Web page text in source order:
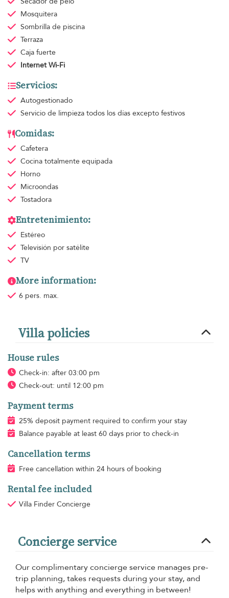
Mosquitera
Sombrilla de piscina
Terraza
Caja fuerte
Internet Wi-Fi
Servicios:
Autogestionado
Servicio de limpieza todos los días excepto festivos
Comidas:
Cafetera
Cocina totalmente equipada
Horno
Microondas
Tostadora
Entretenimiento:
Estéreo
Televisión por satélite
TV
More information:
6 pers. max.
Villa policies
House rules
Check-in: after 03:00 pm
Check-out: until 12:00 pm
Payment terms
25% deposit payment required to confirm your stay
Balance payable at least 60 days prior to check-in
Cancellation terms
Free cancellation within 24 hours of booking
Rental fee included
Villa Finder Concierge
Concierge service
Our complimentary concierge service manages pre-
trip planning, takes requests during your stay, and
helps with anything and everything in between!